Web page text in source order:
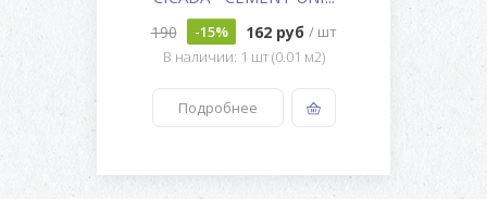
190 -15% 162 руб / шт
В наличии: 1 шт (0.01 м2)
Подробнее